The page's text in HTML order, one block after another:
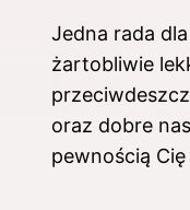
Jedna rada
żartobliwie
oraz dobre
pewnością